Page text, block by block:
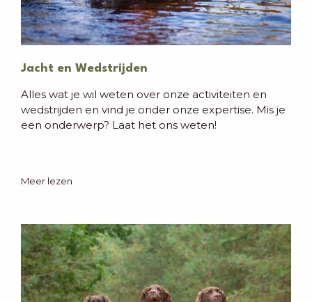
Jacht en Wedstrijden
Alles wat je wil weten over onze activiteiten en
wedstrijden en vind je onder onze expertise. Mis je
een onderwerp? Laat het ons weten!
Meer lezen